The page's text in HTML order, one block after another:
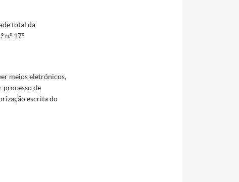
total da
17º.
meios eletrónicos,
processo de
escrita do